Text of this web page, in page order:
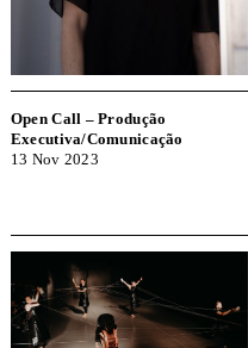
Open Call – Produção
Executiva/Comunicação
13 Nov 2023